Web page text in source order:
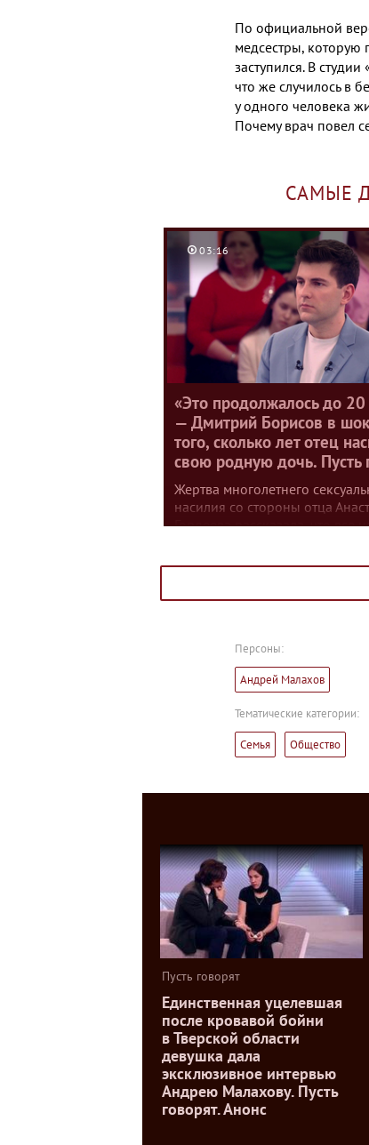
По официальной
медсестры, которую
заступился. В студии
что же случилось в
у одного человека
Почему врач повел
САМЫЕ
03:16
«Это продолжалось до 20
— Дмитрий Борисов в
того, сколько лет отец
свою родную дочь. Пусть
Жертва многолетнего
насилия со стороны отца
Гордеева рассказала, что все
Как удалось привлечь отца
Персоны:
Андрей Малахов
Тематические категории:
Семья Общество
Пусть говорят
Единственная уцелевшая
после кровавой бойни
в Тверской области
девушка дала
эксклюзивное интервью
Андрею Малахову. Пусть
говорят. Анонс